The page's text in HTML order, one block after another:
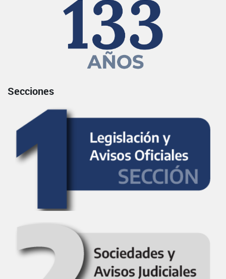
Secciones